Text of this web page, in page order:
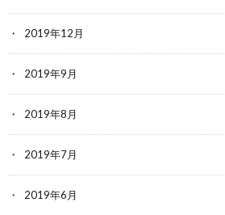
2019年12月
2019年9月
2019年8月
2019年7月
2019年6月